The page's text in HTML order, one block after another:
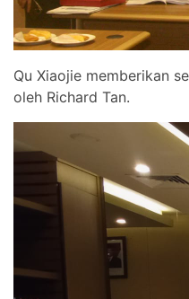
Qu Xiaojie memberikan
oleh Richard Tan.